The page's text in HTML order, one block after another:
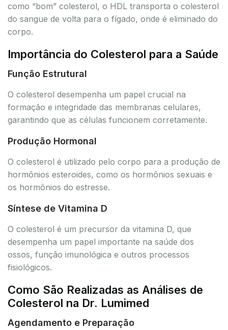
como “bom” colesterol, o HDL transporta o colesterol
do sangue de volta para o fígado, onde é eliminado do
corpo.
Importância do Colesterol para a Saúde
Função Estrutural
O colesterol desempenha um papel crucial na
formação e integridade das membranas celulares,
garantindo que as células funcionem corretamente.
Produção Hormonal
O colesterol é utilizado pelo corpo para a produção de
hormônios esteroides, como os hormônios sexuais e
os hormônios do estresse.
Síntese de Vitamina D
O colesterol é um precursor da vitamina D, que
desempenha um papel importante na saúde dos
ossos, função imunológica e outros processos
fisiológicos.
Como São Realizadas as Análises de
Colesterol na Dr. Lumimed
Agendamento e Preparação